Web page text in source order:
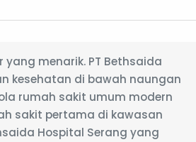
menarik. PT Bethsaida
kesehatan di bawah naungan
rumah sakit umum modern
sakit pertama di kawasan
Hospital Serang yang